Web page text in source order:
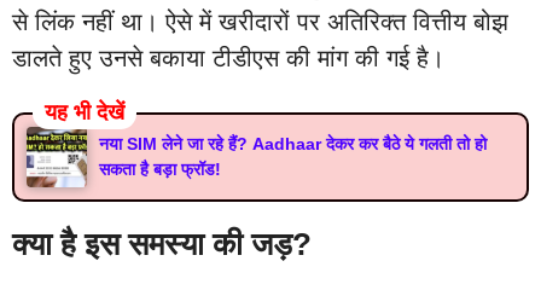
से लिंक नहीं था। ऐसे में खरीदारों पर अतिरिक्त वित्तीय बोझ
डालते हुए उनसे बकाया टीडीएस की मांग की गई है।
यह भी देखें
नया SIM लेने जा रहे हैं? Aadhaar देकर कर बैठे ये गलती तो हो
सकता है बड़ा फ्रॉड!
क्या है इस समस्या की जड़?